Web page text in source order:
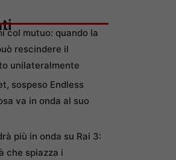
col mutuo: quando la
rescindere il
unilateralmente
sospeso Endless
va in onda al suo
più in onda su Rai 3:
che spiazza i